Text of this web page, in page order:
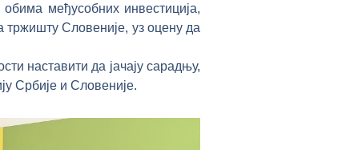
међусобних инвестиција,
тржишту Словеније, уз оцену да
наставити да јачају сарадњу,
Србије и Словеније.